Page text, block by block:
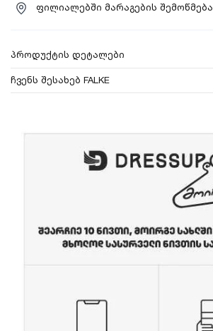
ფილიალებში მარაგების შემოწმება
პროდუქტის დეტალები
ჩვენს შესახებ FALKE